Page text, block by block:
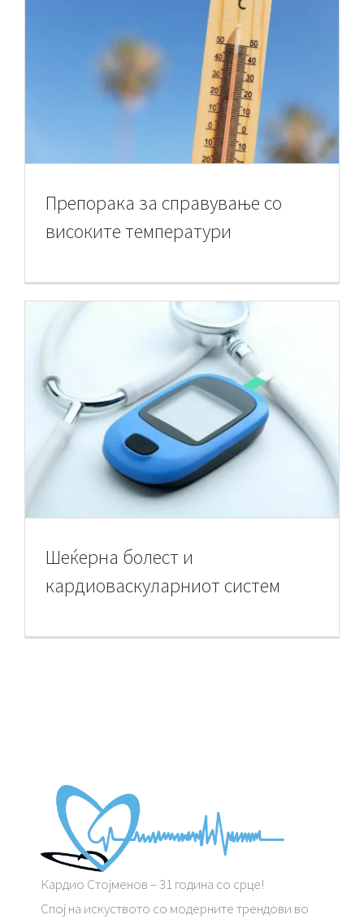
Препорака за справување со
високите температури
Шеќерна болест и
кардиоваскуларниот систем
Кардио Стојменов – 31 година со срце!
Спој на искуството со модерните трендови во